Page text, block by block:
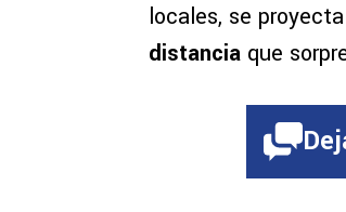
locales, se
distancia que